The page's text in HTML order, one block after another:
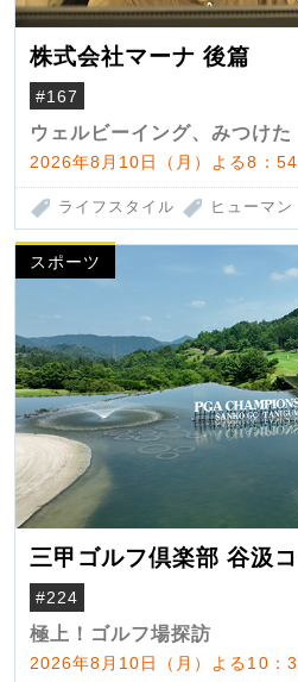
株式会社マーナ 後篇
#167
ウェルビーイング、みつけた
2026年8月10日（月）よる8：
ライフスタイル ヒューマン
スポーツ
三甲ゴルフ倶楽部 谷汲
#224
極上！ゴルフ場探訪
2026年8月10日（月）よる10：